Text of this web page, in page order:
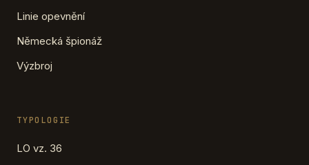
Linie opevnění
Německá špionáž
Výzbroj
TYPOLOGIE
LO vz. 36